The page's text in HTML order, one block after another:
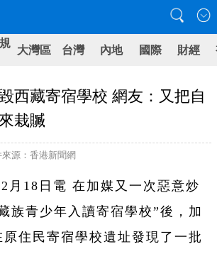
大灣區 台灣 內地 國際 財經
西藏寄宿學校 網友：又把自
栽贓
源：香港新聞網
月18日電 在加媒又一次惡意炒
族青少年入讀寄宿學校”後，加
住民寄宿學校遺址發現了一批